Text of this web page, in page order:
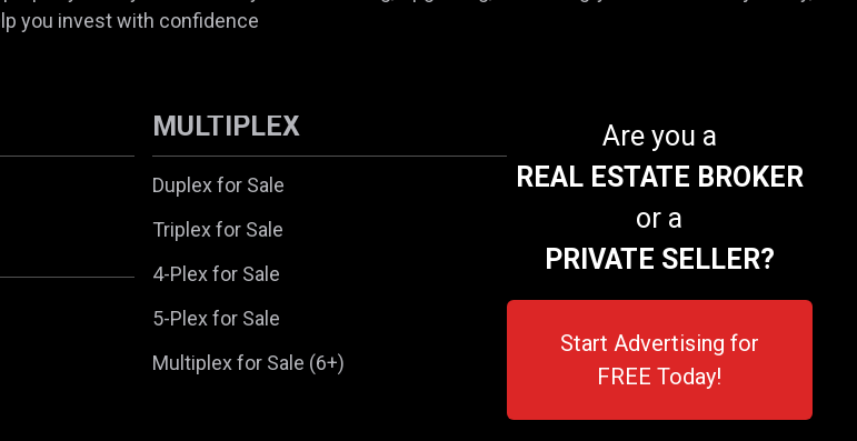
you invest with confidence
MULTIPLEX
Duplex for Sale
Triplex for Sale
4-Plex for Sale
5-Plex for Sale
Multiplex for Sale (6+)
Are you a
REAL ESTATE BROKER
or a
PRIVATE SELLER?
Start Advertising for
FREE Today!